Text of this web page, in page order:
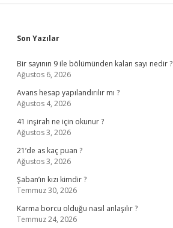
Sidebar
Son Yazılar
Bir sayının 9 ile bölümünden kalan sayı nedir ?
Ağustos 6, 2026
Avans hesap yapılandırılır mı ?
Ağustos 4, 2026
41 inşirah ne için okunur ?
Ağustos 3, 2026
21’de as kaç puan ?
Ağustos 3, 2026
Şaban’ın kızı kimdir ?
Temmuz 30, 2026
Karma borcu olduğu nasıl anlaşılır ?
Temmuz 24, 2026